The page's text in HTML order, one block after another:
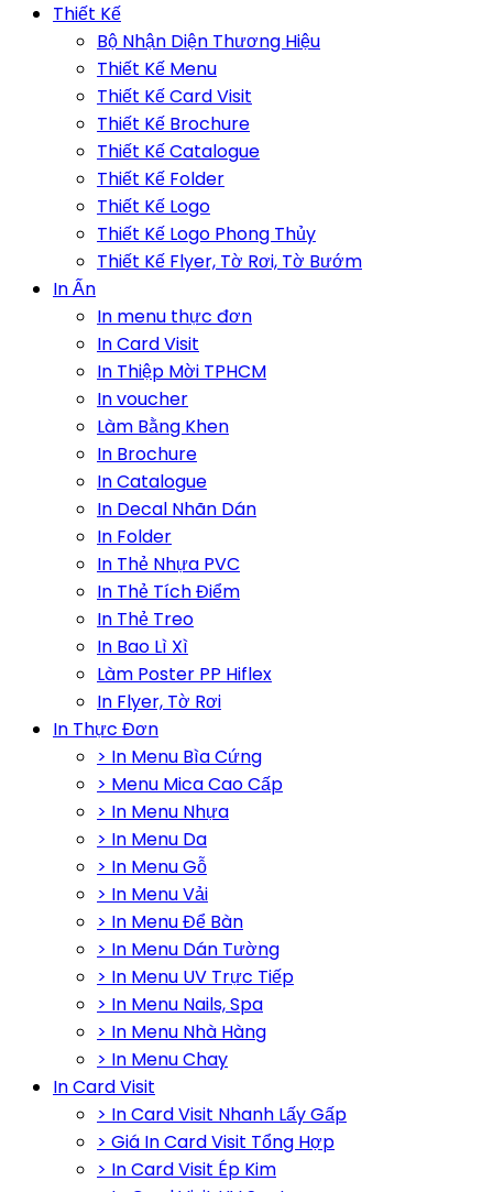
Thiết Kế
Bộ Nhận Diện Thương Hiệu
Thiết Kế Menu
Thiết Kế Card Visit
Thiết Kế Brochure
Thiết Kế Catalogue
Thiết Kế Folder
Thiết Kế Logo
Thiết Kế Logo Phong Thủy
Thiết Kế Flyer, Tờ Rơi, Tờ Bướm
In Ấn
In menu thực đơn
In Card Visit
In Thiệp Mời TPHCM
In voucher
Làm Bằng Khen
In Brochure
In Catalogue
In Decal Nhãn Dán
In Folder
In Thẻ Nhựa PVC
In Thẻ Tích Điểm
In Thẻ Treo
In Bao Lì Xì
Làm Poster PP Hiflex
In Flyer, Tờ Rơi
In Thực Đơn
> In Menu Bìa Cứng
> Menu Mica Cao Cấp
> In Menu Nhựa
> In Menu Da
> In Menu Gỗ
> In Menu Vải
> In Menu Để Bàn
> In Menu Dán Tường
> In Menu UV Trực Tiếp
> In Menu Nails, Spa
> In Menu Nhà Hàng
> In Menu Chay
In Card Visit
> In Card Visit Nhanh Lấy Gấp
> Giá In Card Visit Tổng Hợp
> In Card Visit Ép Kim